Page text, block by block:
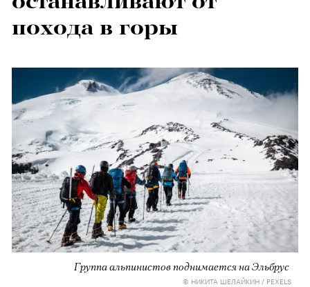
похода в горы
Группа альпинистов поднимается на Эльбрус
© НИКИТА ШЕЛАЙКИН / PEXELS